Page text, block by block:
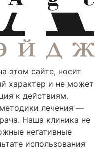
этом сайте, носит
характер и не может
к действиям.
лечения —
Наша клиника не
негативные
использования